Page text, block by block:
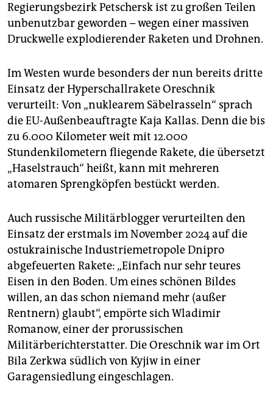
Regierungsbezirk Petschersk ist zu großen Teilen
unbenutzbar geworden – wegen einer massiven
Druckwelle explodierender Raketen und Drohnen.
Im Westen wurde besonders der nun bereits dritte
Einsatz der Hyperschallrakete Oreschnik
verurteilt: Von „nuklearem Säbelrasseln“ sprach
die EU-Außenbeauftragte Kaja Kallas. Denn die bis
zu 6.000 Kilometer weit mit 12.000
Stundenkilometern fliegende Rakete, die übersetzt
„Haselstrauch“ heißt, kann mit mehreren
atomaren Sprengköpfen bestückt werden.
Auch russische Militärblogger verurteilten den
Einsatz der erstmals im November 2024 auf die
ostukrainische Industriemetropole Dnipro
abgefeuerten Rakete: „Einfach nur sehr teures
Eisen in den Boden. Um eines schönen Bildes
willen, an das schon niemand mehr (außer
Rentnern) glaubt“, empörte sich Wladimir
Romanow, einer der prorussischen
Militärberichterstatter. Die Oreschnik war im Ort
Bila Zerkwa südlich von Kyjiw in einer
Garagensiedlung eingeschlagen.